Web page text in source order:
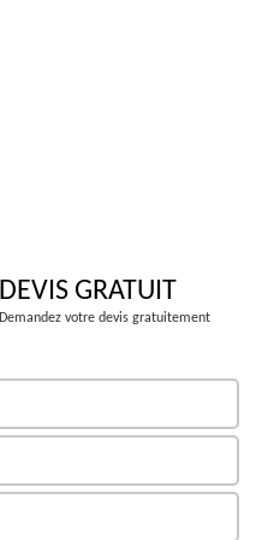
DEVIS GRATUIT
Demandez votre devis gratuitement